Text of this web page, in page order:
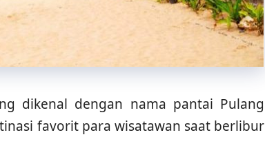
dikenal dengan nama pantai Pulang
favorit para wisatawan saat berlibur